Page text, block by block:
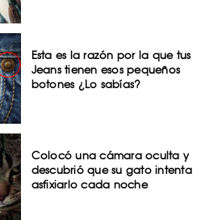
Esta es la razón por la que tus
Jeans tienen esos pequeños
botones ¿Lo sabías?
Colocó una cámara oculta y
descubrió que su gato intenta
asfixiarlo cada noche